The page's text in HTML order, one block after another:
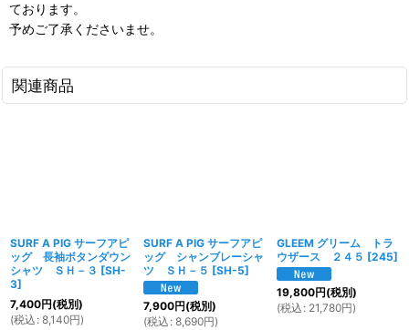
ております。
予めご了承くださいませ。
関連商品
SURF A PIG サーフアピ
ッグ 長袖ボタンダウン
シャツ ＳＨ－３ [SH-
3]
7,400円(税別)
(税込 : 8,140円)
SURF A PIG サーフアピ
ッグ シャンブレーシャ
ツ ＳＨ－５ [SH-5]
7,900円(税別)
(税込 : 8,690円)
GLEEM グリーム トラ
ウザース ２４５ [245]
19,800円(税別)
(税込 : 21,780円)